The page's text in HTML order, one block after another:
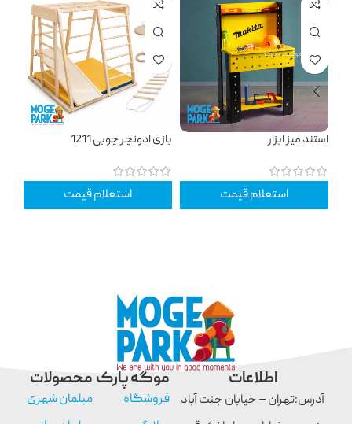
استند میز ابزار
استعلام قیمت
بازی ادونچر چوبی 1211
استعلام قیمت
موگه پارک
فروشگاه
محصولات
مبلمان شهری
اطلاعات
آدرس:تهران – خیابان جنت آباد